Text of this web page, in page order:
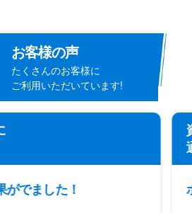
お客様の声
たくさんのお客様に
ご利用いただいています!
！
資料請求の
通常の3倍
ポスティ